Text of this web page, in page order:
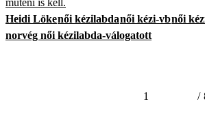
műteni is kell.
Heidi Lökenői kézilabdanői kézi-vbnői
norvég női kézilabda-válogatott
1 /